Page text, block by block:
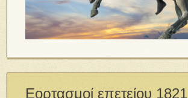
Εορτασμοί επετείου 1821